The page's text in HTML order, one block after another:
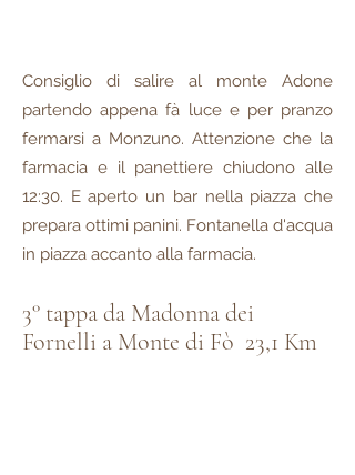
Consiglio di salire al monte Adone
partendo appena fà luce e per pranzo
fermarsi a Monzuno. Attenzione che la
farmacia e il panettiere chiudono alle
12:30. E aperto un bar nella piazza che
prepara ottimi panini. Fontanella d'acqua
in piazza accanto alla farmacia.
3° tappa da Madonna dei
Fornelli a Monte di Fò 23,1 Km